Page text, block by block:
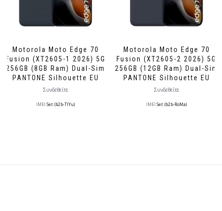
Motorola Moto Edge 70
Fusion (XT2605-1 2026) 5G
256GB (8GB Ram) Dual-Sim
PANTONE Silhouette EU
Συνδεθείτε
IMEI Set: (b2b-TlYu)
Motorola Moto Edge 70
Fusion (XT2605-2 2026) 5G
256GB (12GB Ram) Dual-Sim
PANTONE Silhouette EU
Συνδεθείτε
IMEI Set: (b2b-RoMa)